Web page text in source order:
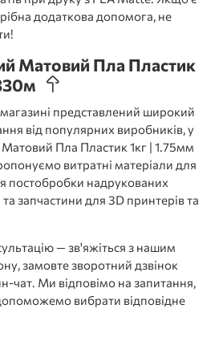
додаткова допомога, не
Матовий Пла Пластик
представлений широкий
від популярних виробників, у
Пла Пластик 1кг | 1.75мм
витратні матеріали для
постобробки надрукованих
запчастини для 3D принтерів та
— зв'яжіться з нашим
замовте зворотний дзвінок
чат. Ми відповімо на запитання,
вибрати відповідне